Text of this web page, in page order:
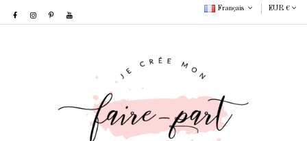
Français EUR €